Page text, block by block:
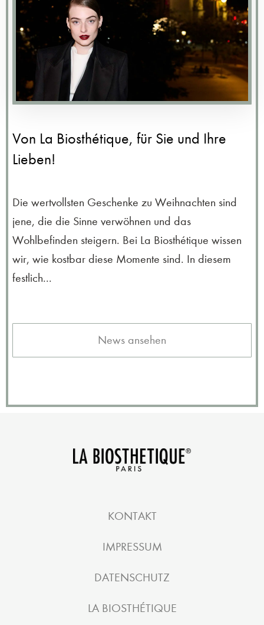
Von La Biosthétique, für Sie und Ihre
Lieben!
Die wertvollsten Geschenke zu Weihnachten sind
jene, die die Sinne verwöhnen und das
Wohlbefinden steigern. Bei La Biosthétique wissen
wir, wie kostbar diese Momente sind. In diesem
festlich...
News ansehen
KONTAKT
IMPRESSUM
DATENSCHUTZ
LA BIOSTHÉTIQUE